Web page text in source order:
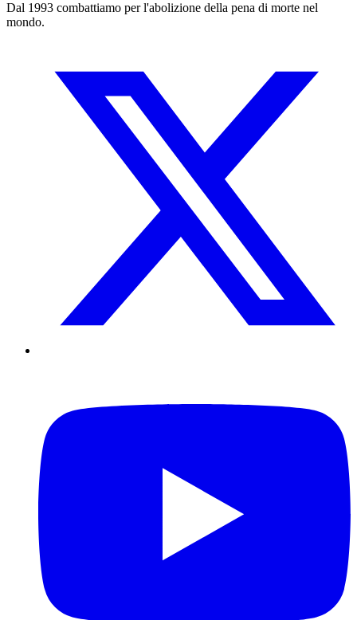
Dal 1993 combattiamo per l'abolizione della pena di morte nel
mondo.